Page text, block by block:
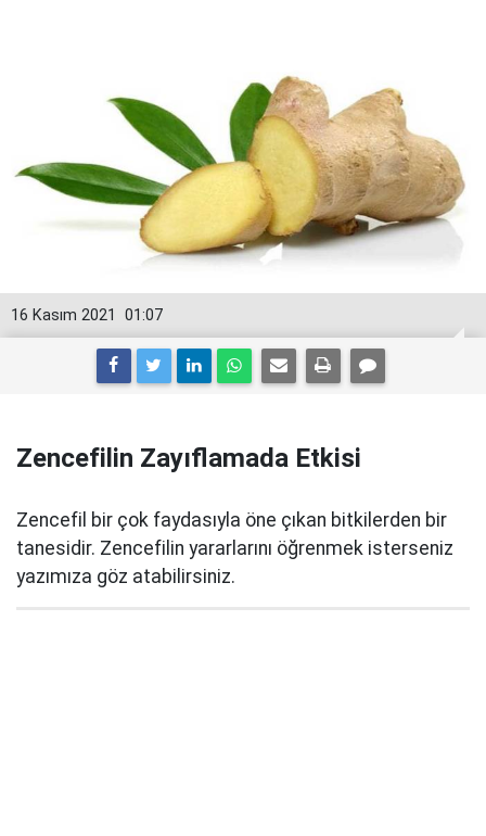
01:07
16 Kasım 2021
Zencefilin Zayıflamada Etkisi
Zencefil bir çok faydasıyla öne çıkan bitkilerden bir
tanesidir. Zencefilin yararlarını öğrenmek isterseniz
yazımıza göz atabilirsiniz.